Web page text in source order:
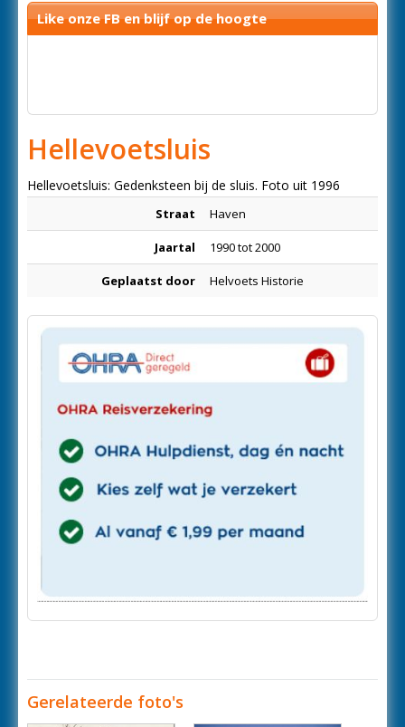
Like onze FB en blijf op de hoogte
Hellevoetsluis
Hellevoetsluis: Gedenksteen bij de sluis. Foto uit 1996
Straat Haven
Jaartal 1990 tot 2000
Geplaatst door Helvoets Historie
Gerelateerde foto's